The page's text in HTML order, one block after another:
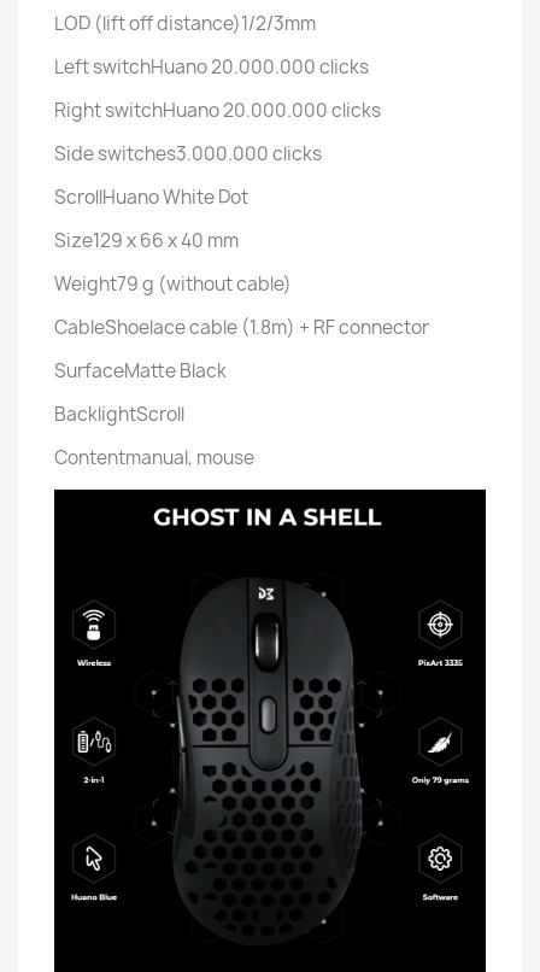
LOD (lift off distance)1/2/3mm
Left switchHuano 20.000.000 clicks
Right switchHuano 20.000.000 clicks
Side switches3.000.000 clicks
ScrollHuano White Dot
Size129 x 66 x 40 mm
Weight79 g (without cable)
CableShoelace cable (1.8m) + RF connector
SurfaceMatte Black
BacklightScroll
Contentmanual, mouse